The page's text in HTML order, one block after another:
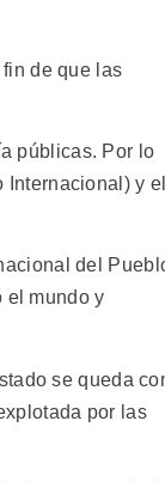
de que las
públicas. Por lo
Internacional) y
del
el mundo y
se queda
por las